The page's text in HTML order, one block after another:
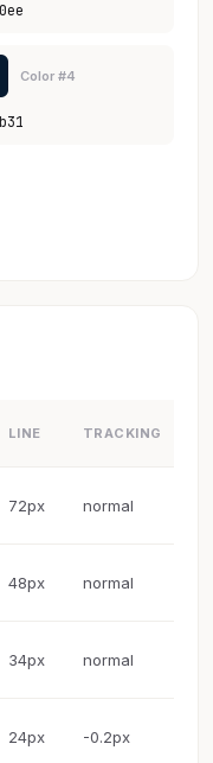
Color #4
LINE TRACKING
72px normal
48px normal
34px normal
24px -0.2px